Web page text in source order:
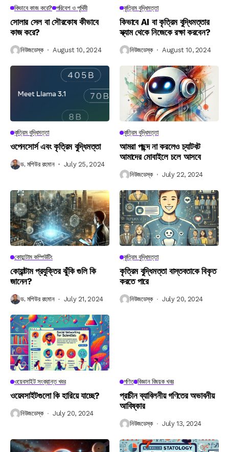
কিভাবে কাজ করে? পরিবেশ ও পৃথিবী
সোলার সেল বা সৌরকোষ কীভাবে
কাজ করে?
নিউজডেস্ক August 10, 2024
কৃত্রিম বুদ্ধিমত্তা
কিভাবে AI বা কৃত্রিম বুদ্ধিমত্তার
স্ক্যাম থেকে নিজেকে রক্ষা করবেন?
নিউজডেস্ক August 10, 2024
কৃত্রিম বুদ্ধিমত্তা
ওপেনসোর্স এবং কৃত্রিম বুদ্ধিমত্তা
ড. মশিউর রহমান July 25, 2024
কৃত্রিম বুদ্ধিমত্তা
আমরা পছন্দ না করলেও চ্যাটবট
আমাদের মোবাইলে চলে আসবে
নিউজডেস্ক July 22, 2024
কোয়ান্টাম কম্পিউটিং
কোয়ান্টাম প্রযুক্তির ঝুঁকি গুলি কি
জানেন?
ড. মশিউর রহমান July 21, 2024
কৃত্রিম বুদ্ধিমত্তা
কৃত্রিম বুদ্ধিমত্তা বাস্তবতাকে বিকৃত
করতে পারে
নিউজডেস্ক July 20, 2024
ওয়েবসাইট সংক্রান্ত খবর
ওয়েবসাইটগুলো কি হারিয়ে যাচ্ছে?
নিউজডেস্ক July 20, 2024
গণিত বিজ্ঞান বিষয়ক খবর
প্রাচীন ব্যাবিলনীয় গণিতের অভাবনীয়
আবিষ্কার
নিউজডেস্ক July 13, 2024